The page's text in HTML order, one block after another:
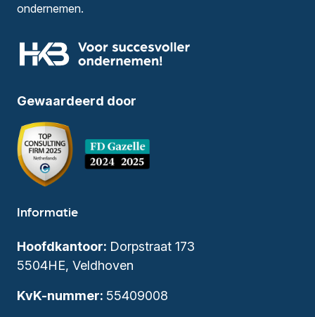
ondernemen.
Gewaardeerd door
Informatie
Hoofdkantoor: Dorpstraat 173
5504HE, Veldhoven
KvK-nummer: 55409008